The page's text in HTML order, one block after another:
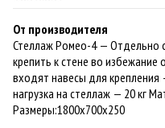
От производителя
Стеллаж Ромео-4 — Отдельно
крепить к стене во
входят навесы для
нагрузка на стеллаж — 20 кг
Paзмеры:1800х700х250